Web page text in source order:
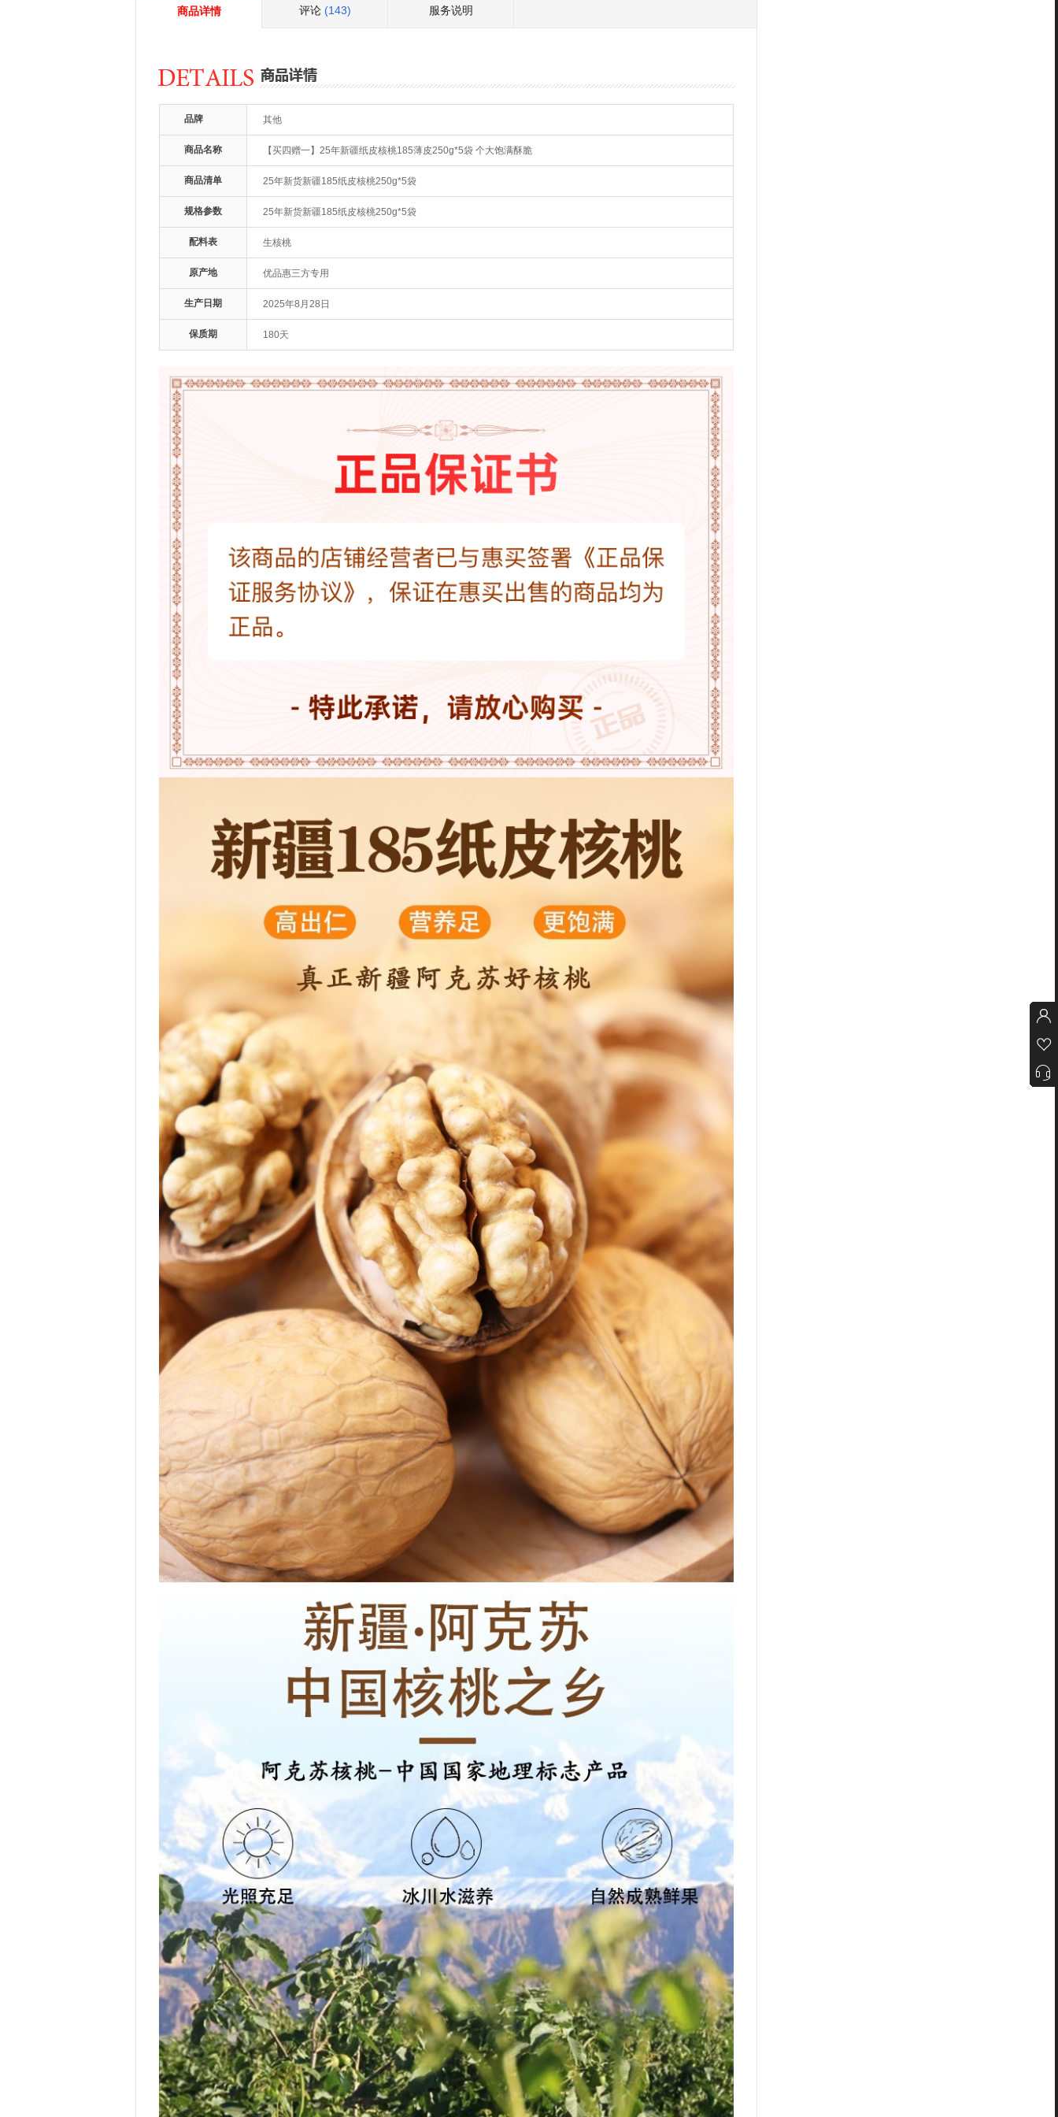
商品详情 评论 (143) 服务说明
品牌 其他
商品名称 【买四赠一】25年新疆纸皮核桃185薄皮250g*5袋 个大饱满酥脆
商品清单 25年新货新疆185纸皮核桃250g*5袋
规格参数 25年新货新疆185纸皮核桃250g*5袋
配料表 生核桃
原产地 优品惠三方专用
生产日期 2025年8月28日
保质期 180天